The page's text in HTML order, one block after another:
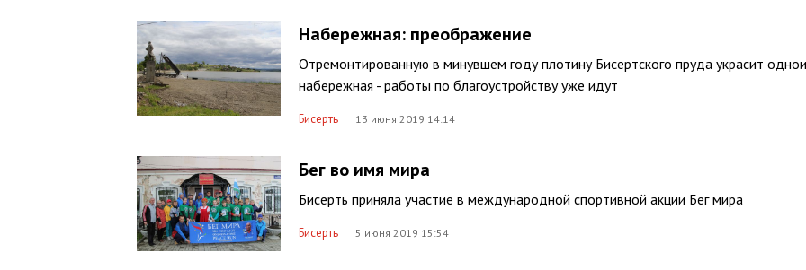
Набережная: преображение
Отремонтированную в минувшем году плотину Бисертского пруда украсит
набережная - работы по благоустройству уже идут
Бисерть 13 июня 2019 14:14
Бег во имя мира
Бисерть приняла участие в международной спортивной акции Бег мира
Бисерть 5 июня 2019 15:54